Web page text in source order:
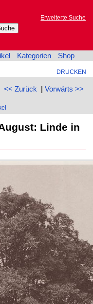
Erweiterte Suche
Kategorien Shop
DRUCKEN
<< Zurück | Vorwärts >>
Linde in